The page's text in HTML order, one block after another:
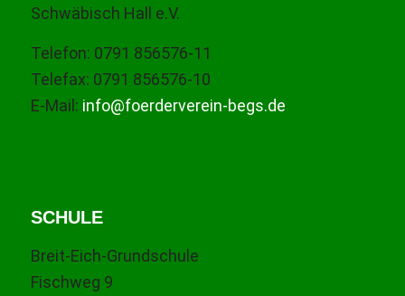
Schwäbisch Hall e.V.
Telefon: 0791 856576-11
Telefax: 0791 856576-10
E-Mail: info@foerderverein-begs.de
SCHULE
Breit-Eich-Grundschule
Fischweg 9